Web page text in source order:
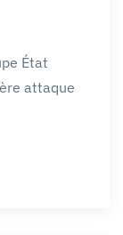
État
attaque